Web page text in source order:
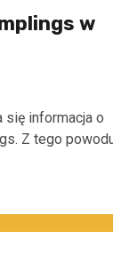
w
się informacja o
Z tego